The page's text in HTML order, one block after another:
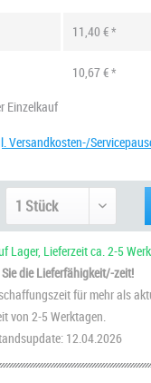
11,40 € *
10,67 € *
Einzelkauf
Versandkosten-/
Lager, Lieferzeit ca. 2-5
die Lieferfähigkeit/-zeit!
für mehr als
von 2-5 Werktagen.
12.04.2026